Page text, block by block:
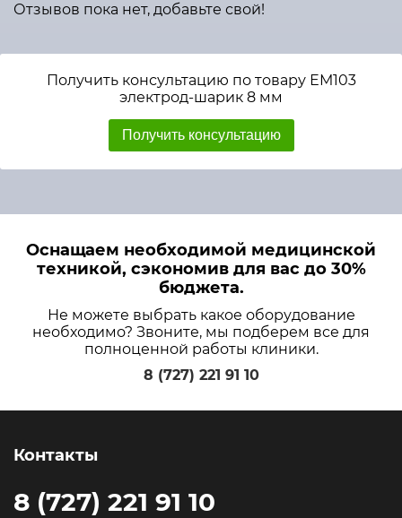
Отзывов пока нет, добавьте свой!
Получить консультацию по товару ЕМ103
электрод-шарик 8 мм
Получить консультацию
Оснащаем необходимой медицинской
техникой, сэкономив для вас до 30%
бюджета.
Не можете выбрать какое оборудование
необходимо? Звоните, мы подберем все для
полноценной работы клиники.
8 (727) 221 91 10
Контакты
8 (727) 221 91 10